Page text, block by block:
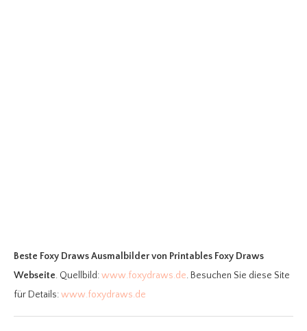
Beste Foxy Draws Ausmalbildervon Printables Foxy Draws
Webseite. Quellbild:www.foxydraws.de. Besuchen Sie diese Site
für Details:www.foxydraws.de